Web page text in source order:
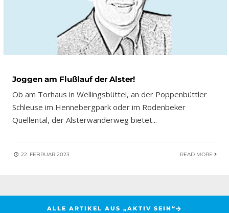
Joggen am Flußlauf der Alster!
Ob am Torhaus in Wellingsbüttel, an der Poppenbüttler
Schleuse im Hennebergpark oder im Rodenbeker
Quellental, der Alsterwanderweg bietet...
22. FEBRUAR 2023 READ MORE
ALLE ARTIKEL AUS „AKTIV SEIN“